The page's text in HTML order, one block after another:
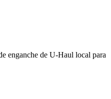
enganche de U-Haul local para